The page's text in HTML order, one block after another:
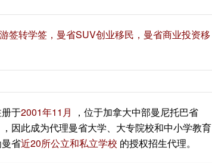
签转学签，曼省SUV创业移民，曼省商业投资移
册于2001年11月
，位于加拿大中部曼尼托巴省
，因此成为代理曼省大学、大专院校和中小学教育
省近20所公立和私立学校 的授权招生代理。